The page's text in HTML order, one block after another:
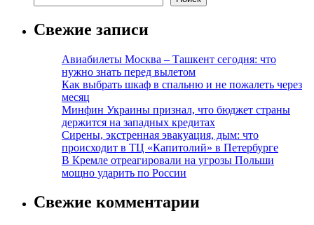
Свежие записи
Авиабилеты Москва – Ташкент сегодня: что
нужно знать перед вылетом
Как выбрать шкаф в спальню и не пожалеть через
месяц
Минфин Украины признал, что бюджет страны
держится на западных кредитах
Сирены, экстренная эвакуация, дым: что
происходит в ТЦ «Капитолий» в Петербурге
В Кремле отреагировали на угрозы Польши
мощно ударить по России
Свежие комментарии